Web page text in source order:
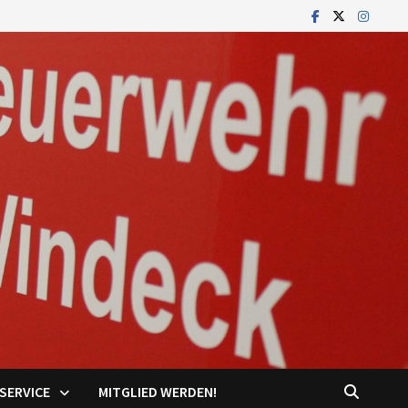
SERVICE MITGLIED WERDEN!